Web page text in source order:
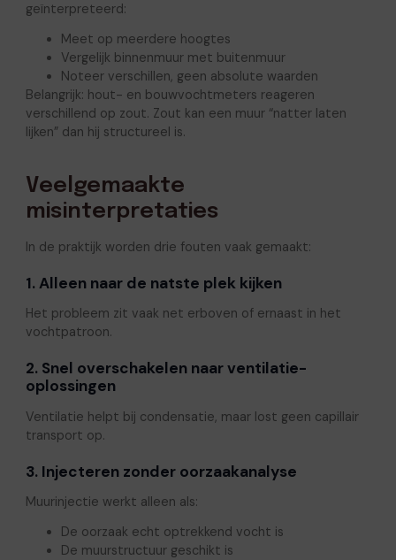
geïnterpreteerd:
Meet op meerdere hoogtes
Vergelijk binnenmuur met buitenmuur
Noteer verschillen, geen absolute waarden
Belangrijk: hout- en bouwvochtmeters reageren
verschillend op zout. Zout kan een muur “natter laten
lijken” dan hij structureel is.
Veelgemaakte
misinterpretaties
In de praktijk worden drie fouten vaak gemaakt:
1. Alleen naar de natste plek kijken
Het probleem zit vaak net erboven of ernaast in het
vochtpatroon.
2. Snel overschakelen naar ventilatie-
oplossingen
Ventilatie helpt bij condensatie, maar lost geen capillair
transport op.
3. Injecteren zonder oorzaakanalyse
Muurinjectie werkt alleen als:
De oorzaak echt optrekkend vocht is
De muurstructuur geschikt is